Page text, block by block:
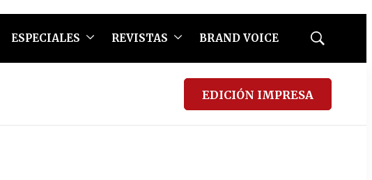
ESPECIALES REVISTAS BRAND VOICE
Mostrar
EDICIÓN IMPRESA